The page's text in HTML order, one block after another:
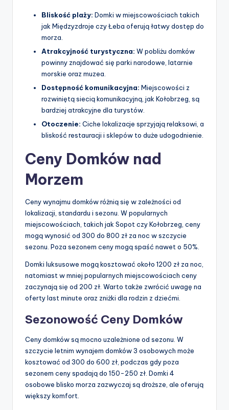
Bliskość plaży: Domki w miejscowościach takich
jak Międzyzdroje czy Łeba oferują łatwy dostęp do
morza.
Atrakcyjność turystyczna: W pobliżu domków
powinny znajdować się parki narodowe, latarnie
morskie oraz muzea.
Dostępność komunikacyjna: Miejscowości z
rozwiniętą siecią komunikacyjną, jak Kołobrzeg, są
bardziej atrakcyjne dla turystów.
Otoczenie: Ciche lokalizacje sprzyjają relaksowi, a
bliskość restauracji i sklepów to duże udogodnienie.
Ceny Domków nad
Morzem
Ceny wynajmu domków różnią się w zależności od
lokalizacji, standardu i sezonu. W popularnych
miejscowościach, takich jak Sopot czy Kołobrzeg, ceny
mogą wynosić od 300 do 800 zł za noc w szczycie
sezonu. Poza sezonem ceny mogą spaść nawet o 50%.
Domki luksusowe mogą kosztować około 1200 zł za noc,
natomiast w mniej popularnych miejscowościach ceny
zaczynają się od 200 zł. Warto także zwrócić uwagę na
oferty last minute oraz zniżki dla rodzin z dziećmi.
Sezonowość Ceny Domków
Ceny domków są mocno uzależnione od sezonu. W
szczycie letnim wynajem domków 3 osobowych może
kosztować od 300 do 600 zł, podczas gdy poza
sezonem ceny spadają do 150-250 zł. Domki 4
osobowe blisko morza zazwyczaj są droższe, ale oferują
większy komfort.